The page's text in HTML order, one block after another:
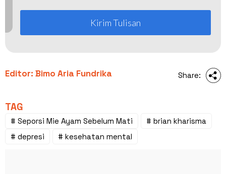
Kirim Tulisan
Editor: Bimo Aria Fundrika Share:
TAG
# Seporsi Mie Ayam Sebelum Mati
# brian kharisma
# depresi
# kesehatan mental